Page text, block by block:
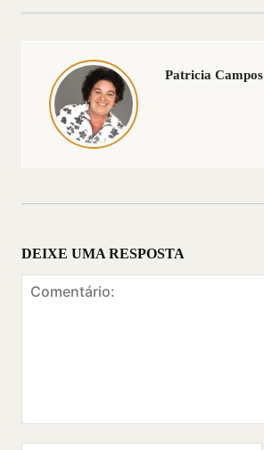
Patricia Campos
DEIXE UMA RESPOSTA